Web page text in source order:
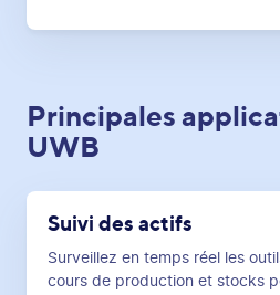
Principales
UWB
Suivi des actifs
Surveillez en temps réel les
cours de production et stocks